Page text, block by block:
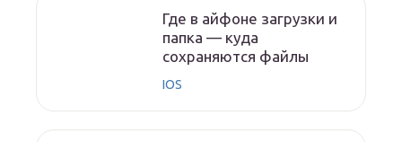
Где в айфоне загрузки и
папка — куда
сохраняются файлы
IOS